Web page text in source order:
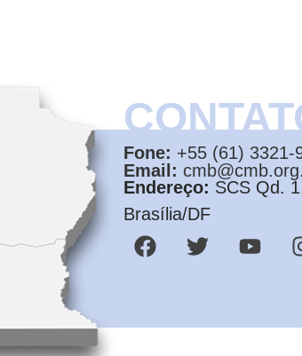
Fone: +55 (61) 3321-
Email:
Endereço: SCS Qd.
Brasília/DF